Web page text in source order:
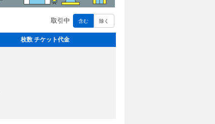
取引中 含む 除く
枚数 チケット代金